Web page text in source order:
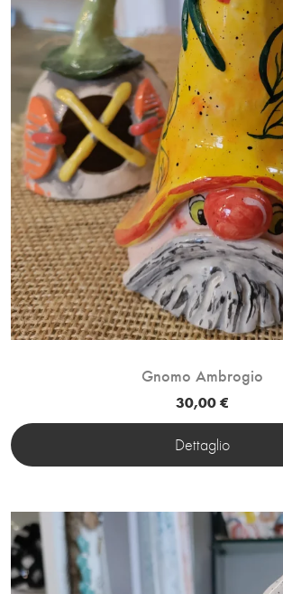
Gnomo Ambrogio
30,00 €
Dettaglio